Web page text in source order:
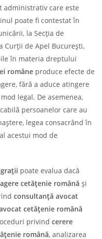
administrativ care este
poate fi contestat în
la Secția de
Curții de Apel București,
în materia dreptului
române produce efecte de
fără a aduce atingere
legal. De asemenea,
persoanelor care au
legea consacrând în
acestui mod de
poate evalua dacă
cetățenie română și
consultanță avocat
cetățenie română
privind cerere
română, analizarea